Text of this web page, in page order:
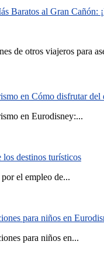
Baratos al Gran Cañón:
de otros viajeros para
en Cómo disfrutar
en Eurodisney:...
destinos turísticos
el empleo de...
para niños en
para niños en...